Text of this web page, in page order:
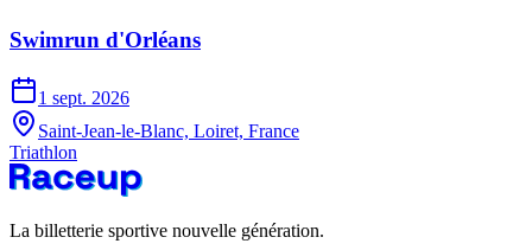
Swimrun d'Orléans
1 sept. 2026
Saint-Jean-le-Blanc, Loiret, France
Triathlon
La billetterie sportive nouvelle génération.